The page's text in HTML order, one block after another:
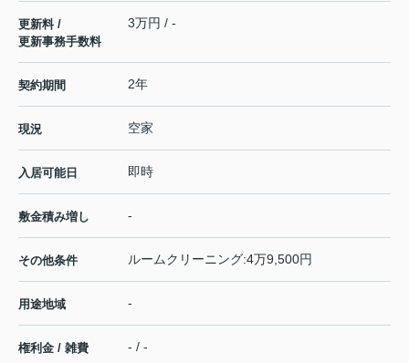
更新料 /
更新事務手数料
3万円 / -
契約期間 2年
現況 空家
入居可能日 即時
敷金積み増し -
その他条件 ルームクリーニング:4万9,500円
用途地域 -
権利金 / 雑費 - / -